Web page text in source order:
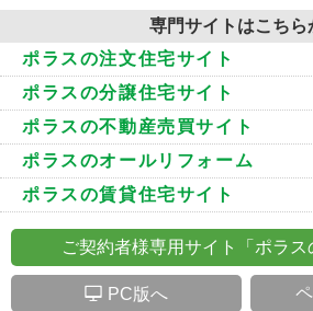
専門サイトはこちら
ポラスの注文住宅サイト
ポラスの分譲住宅サイト
ポラスの不動産売買サイト
ポラスのオールリフォーム
ポラスの賃貸住宅サイト
ご契約者様専用サイト「ポラス
S PC版へ